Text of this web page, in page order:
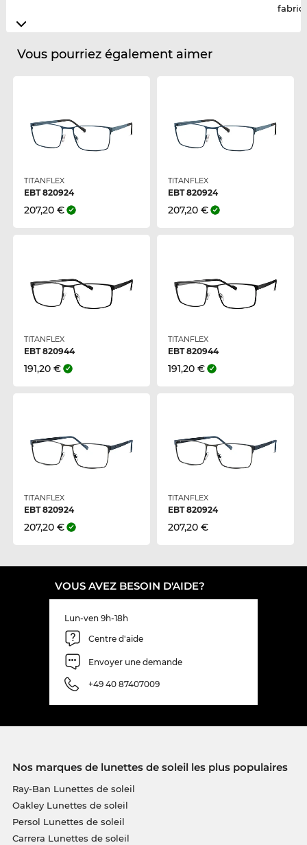
Vous pourriez également aimer
TITANFLEX
EBT 820924
207,20 €
TITANFLEX
EBT 820924
207,20 €
TITANFLEX
EBT 820944
191,20 €
TITANFLEX
EBT 820944
191,20 €
TITANFLEX
EBT 820924
207,20 €
TITANFLEX
EBT 820924
207,20 €
VOUS AVEZ BESOIN D'AIDE?
Lun-ven 9h-18h
Centre d'aide
Envoyer une demande
+49 40 87407009
Nos marques de lunettes de soleil les plus populaires
Ray-Ban Lunettes de soleil
Oakley Lunettes de soleil
Persol Lunettes de soleil
Carrera Lunettes de soleil